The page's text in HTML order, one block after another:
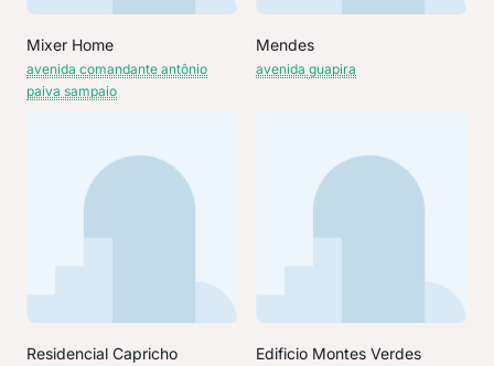
Mixer Home
avenida comandante antônio
paiva sampaio
Mendes
avenida guapira
Residencial Capricho Edificio Montes Verdes